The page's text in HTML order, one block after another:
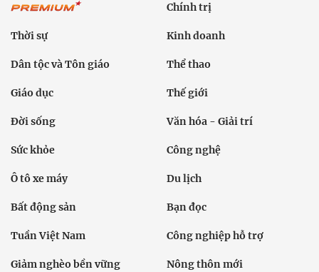
Chính trị
Thời sự Kinh doanh
Dân tộc và Tôn giáo Thể thao
Giáo dục Thế giới
Đời sống Văn hóa - Giải trí
Sức khỏe Công nghệ
Ô tô xe máy Du lịch
Bất động sản Bạn đọc
Tuần Việt Nam Công nghiệp hỗ trợ
Giảm nghèo bền vững Nông thôn mới